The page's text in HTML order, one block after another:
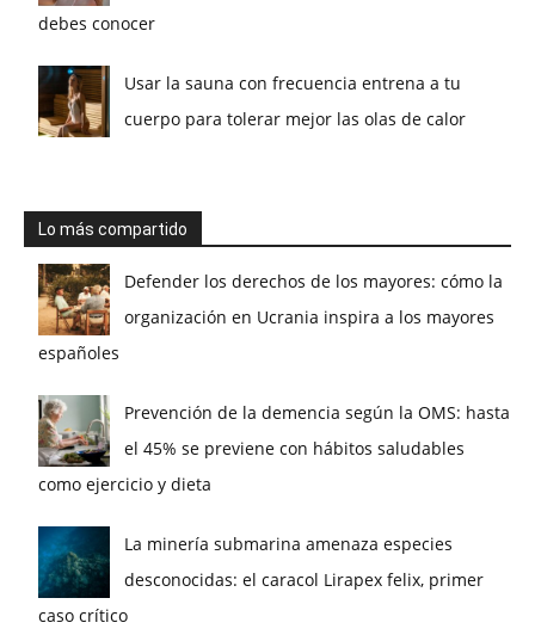
debes conocer
Usar la sauna con frecuencia entrena a tu
cuerpo para tolerar mejor las olas de calor
Lo más compartido
Defender los derechos de los mayores: cómo la
organización en Ucrania inspira a los mayores
españoles
Prevención de la demencia según la OMS: hasta
el 45% se previene con hábitos saludables
como ejercicio y dieta
La minería submarina amenaza especies
desconocidas: el caracol Lirapex felix, primer
caso crítico